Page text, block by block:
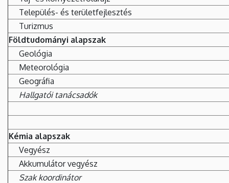
Település- és területfejlesztés
Turizmus
Földtudományi alapszak
Geológia
Meteorológia
Geográfia
Hallgatói tanácsadók
Kémia alapszak
Vegyész
Akkumulátor vegyész
Szak koordinátor